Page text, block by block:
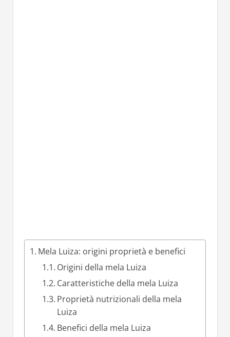
Mela Luiza: origini proprietà e benefici
Origini della mela Luiza
Caratteristiche della mela Luiza
Proprietà nutrizionali della mela
Luiza
Benefici della mela Luiza